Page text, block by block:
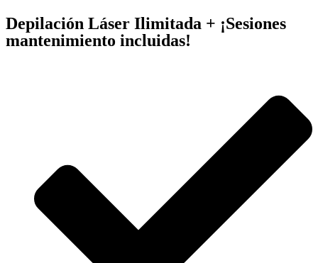
Depilación Láser Ilimitada + ¡Sesiones
mantenimiento incluidas!